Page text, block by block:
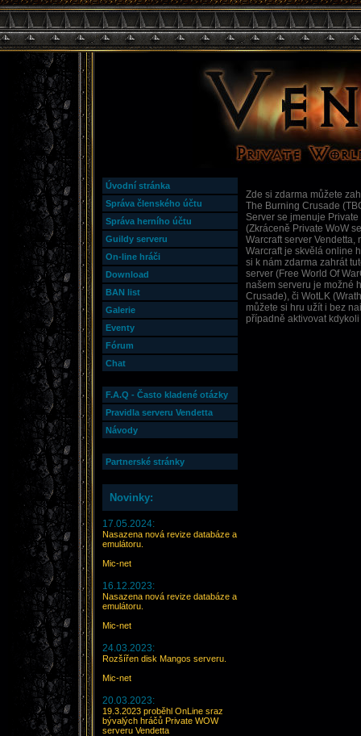
Úvodní stránka
Správa členského účtu
Správa herního účtu
Guildy serveru
On-line hráči
Download
BAN list
Galerie
Eventy
Fórum
Chat
F.A.Q - Často kladené otázky
Pravidla serveru Vendetta
Návody
Partnerské stránky
Novinky:
17.05.2024:
Nasazena nová revize databáze a
emulátoru.
Mic-net
16.12.2023:
Nasazena nová revize databáze a
emulátoru.
Mic-net
24.03.2023:
Rozšířen disk Mangos serveru.
Mic-net
20.03.2023:
19.3.2023 proběhl OnLine sraz
bývalých hráčů Private WOW
serveru Vendetta
Zde si zdarma můžete
The Burning Crusade
Server se jmenuje
(Zkráceně Private WoW
Warcraft server Vendetta,
Warcraft je skvělá online
si k nám zdarma zahrát
server (Free World Of
našem serveru je možné
Crusade), či WotLK
můžete si hru užít i bez
případně aktivovat